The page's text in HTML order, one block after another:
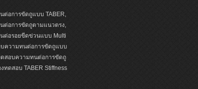
ต่อการขัดถูแบบ TABER,
ต่อการขัดถูตามแนวตรง,
ต่อรอยขีดข่วนแบบ Multi
บความทนต่อการขัดถูแบบ
ดสอบความทนต่อการขัดถู
ทดสอบ TABER Stiffness